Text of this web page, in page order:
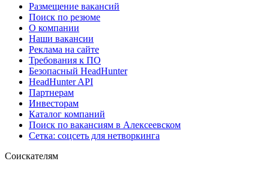
Размещение вакансий
Поиск по резюме
О компании
Наши вакансии
Реклама на сайте
Требования к ПО
Безопасный HeadHunter
HeadHunter API
Партнерам
Инвесторам
Каталог компаний
Поиск по вакансиям в Алексеевском
Сетка: соцсеть для нетворкинга
Соискателям